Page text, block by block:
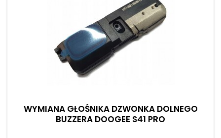
WYMIANA GŁOŚNIKA DZWONKA DOLNEGO
BUZZERA DOOGEE S41 PRO